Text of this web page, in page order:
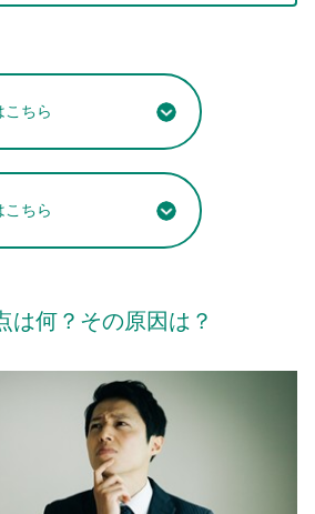
こちら
こちら
は何？その原因は？